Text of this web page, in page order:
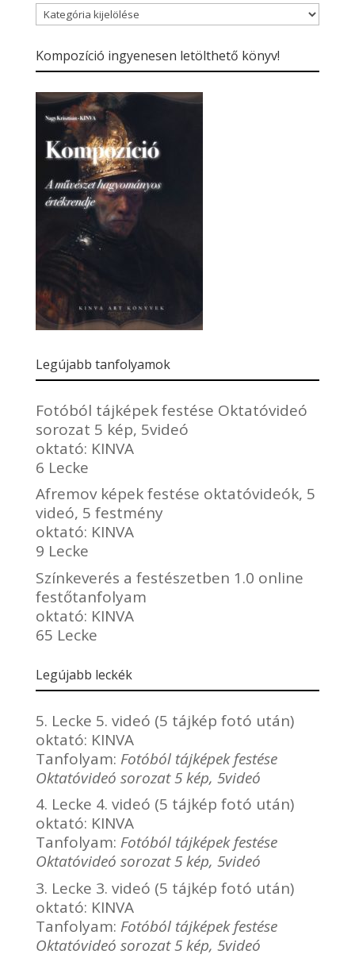
Blogbejegyzések
kategóriái
Kompozíció ingyenesen letölthető könyv!
Legújabb tanfolyamok
Fotóból tájképek festése Oktatóvideó
sorozat 5 kép, 5videó
oktató: KINVA
6 Lecke
Afremov képek festése oktatóvideók, 5
videó, 5 festmény
oktató: KINVA
9 Lecke
Színkeverés a festészetben 1.0 online
festőtanfolyam
oktató: KINVA
65 Lecke
Legújabb leckék
5. Lecke 5. videó (5 tájkép fotó után)
oktató: KINVA
Tanfolyam: Fotóból tájképek festése
Oktatóvideó sorozat 5 kép, 5videó
4. Lecke 4. videó (5 tájkép fotó után)
oktató: KINVA
Tanfolyam: Fotóból tájképek festése
Oktatóvideó sorozat 5 kép, 5videó
3. Lecke 3. videó (5 tájkép fotó után)
oktató: KINVA
Tanfolyam: Fotóból tájképek festése
Oktatóvideó sorozat 5 kép, 5videó